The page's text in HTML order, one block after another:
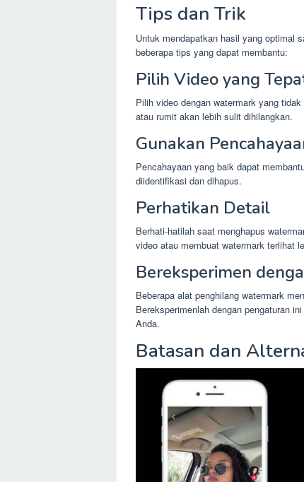
Tips dan Trik
Untuk mendapatkan hasil yang optimal
beberapa tips yang dapat membantu:
Pilih Video yang
Pilih video dengan watermark yang
atau rumit akan lebih sulit dihilangkan.
Gunakan
Pencahayaan yang baik dapat
diidentifikasi dan dihapus.
Perhatikan Detail
Berhati-hatilah saat menghapus
video atau membuat watermark terlihat
Bereksperimen
Beberapa alat penghilang watermark
Bereksperimenlah dengan pengaturan
Anda.
Batasan dan